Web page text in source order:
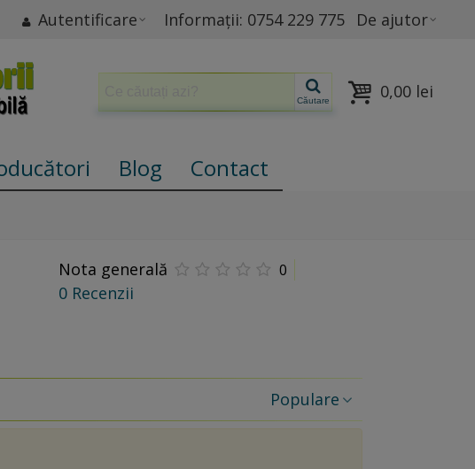
Autentificare Informații: 0754 229 775 De ajutor
Căutare 0,00 lei
Blog Contact
Nota generală 0
0 Recenzii
Populare